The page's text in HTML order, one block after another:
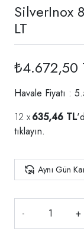
SilverInox
LT
₺4.672,50
Havale Fiyatı :
635,46 TL
tıklayın.
Aynı Gün
- +